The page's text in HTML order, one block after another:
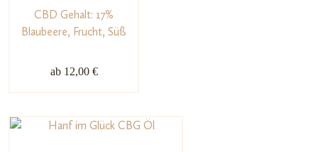
Bewerte
t mit
basieren
4
ewertu
CBD Gehalt: 17%
Blaubeere, Frucht, Süß
ab 12,00 €